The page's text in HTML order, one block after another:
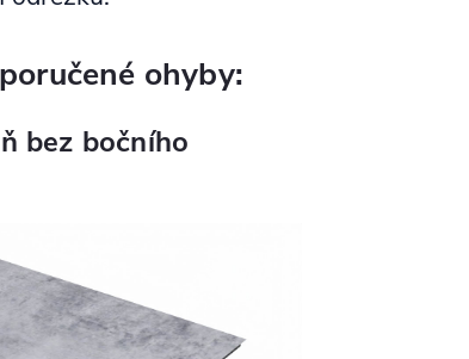
ohyby:
bez bočního